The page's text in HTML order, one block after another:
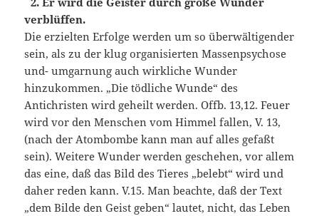
verblüffen.
Die erzielten Erfolge werden um so überwältigender
sein, als zu der klug organisierten Massenpsychose
und- umgarnung auch wirkliche Wunder
hinzukommen. „Die tödliche Wunde“ des
Antichristen wird geheilt werden. Offb. 13,12. Feuer
wird vor den Menschen vom Himmel fallen, V. 13,
(nach der Atombombe kann man auf alles gefaßt
sein). Weitere Wunder werden geschehen, vor allem
das eine, daß das Bild des Tieres „belebt“ wird und
daher reden kann. V.15. Man beachte, daß der Text
„dem Bilde den Geist geben“ lautet, nicht, das Leben